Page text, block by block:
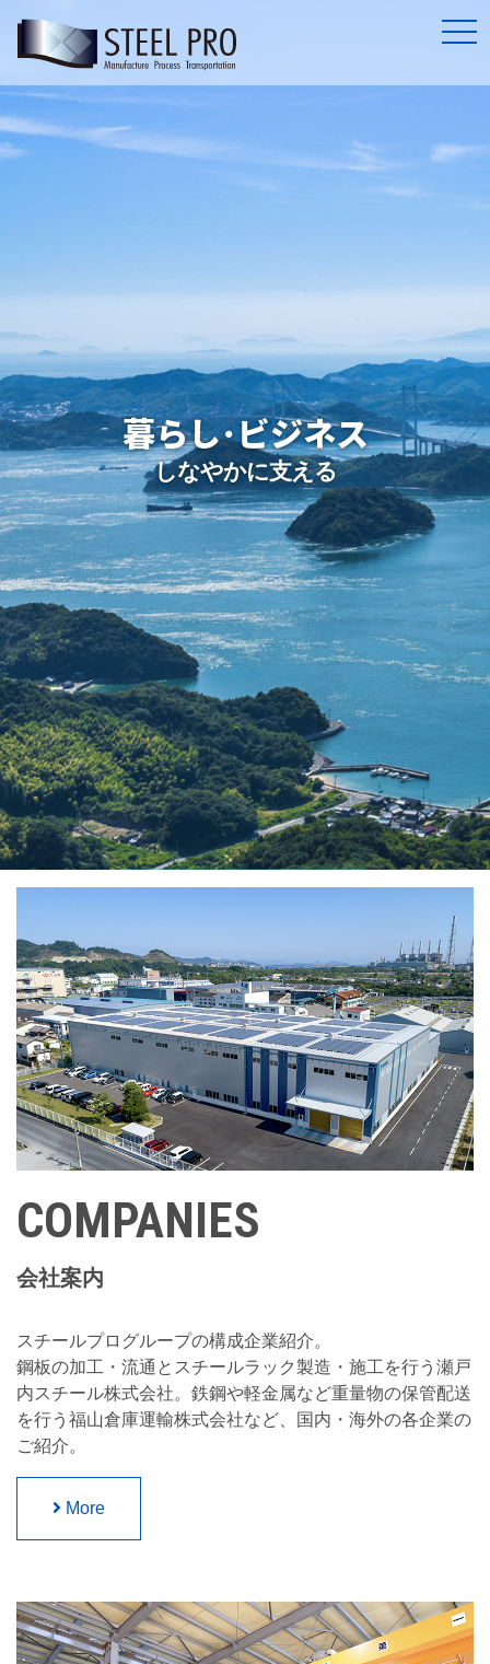
鋼のプロフェッショナル
Steel processing and distribution
COMPANIES
会社案内
スチールプログループの構成企業紹介。
鋼板の加工・流通とスチールラック製造・施工を行う瀬戸
内スチール株式会社。鉄鋼や軽金属など重量物の保管配送
を行う福山倉庫運輸株式会社など、国内・海外の各企業の
ご紹介。
More